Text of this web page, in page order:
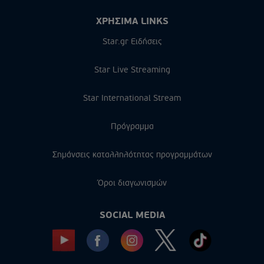
ΧΡΗΣΙΜΑ LINKS
Star.gr Ειδήσεις
Star Live Streaming
Star International Stream
Πρόγραμμα
Σημάνσεις καταλληλότητας προγραμμάτων
Όροι διαγωνισμών
SOCIAL MEDIA